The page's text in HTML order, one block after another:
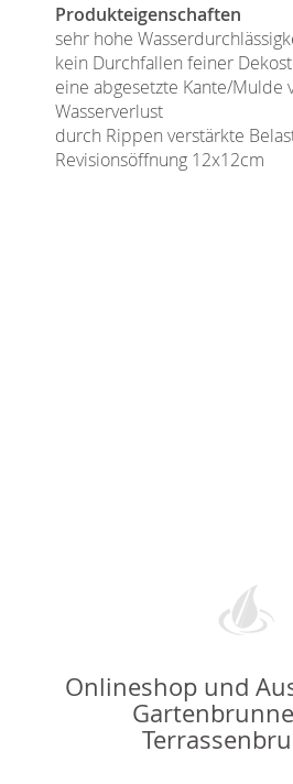
Produkteigenschaften
sehr hohe
kein Durchfallen feiner
eine abgesetzte Kante/Mulde
Wasserverlust
durch Rippen verstärkte
Revisionsöffnung 12x12cm
Onlineshop und